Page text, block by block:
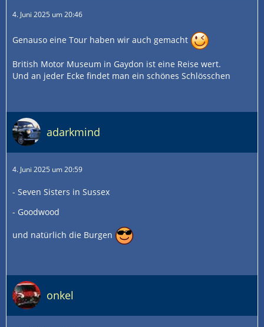
4. Juni 2025 um 20:46
Genauso eine Tour haben wir auch gemacht
British Motor Museum in Gaydon ist eine Reise wert.
Und an jeder Ecke findet man ein schönes Schlösschen
adarkmind
4. Juni 2025 um 20:59
- Seven Sisters in Sussex
- Goodwood
und natürlich die Burgen
onkel